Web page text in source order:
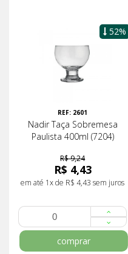
52%
REF: 2601
Nadir Taça Sobremesa
Paulista 400ml (7204)
R$ 9,24
R$ 4,43
em até 1x de R$ 4,43 sem juros
comprar